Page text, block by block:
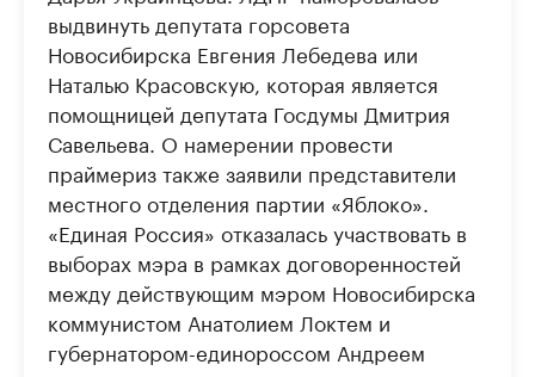
выдвинуть депутата горсовета
Новосибирска Евгения Лебедева или
Наталью Красовскую, которая является
помощницей депутата Госдумы Дмитрия
Савельева. О намерении провести
праймериз также заявили представители
местного отделения партии «Яблоко».
«Единая Россия» отказалась участвовать в
выборах мэра в рамках договоренностей
между действующим мэром Новосибирска
коммунистом Анатолием Локтем и
губернатором-единороссом Андреем